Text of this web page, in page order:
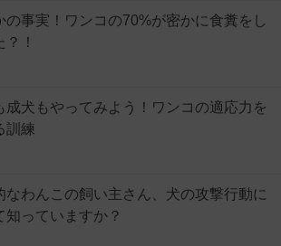
の事実！ワンコの70%が密かに食糞をし
？！
成犬もやってみよう！ワンコの適応力を
訓練
なわんこの飼い主さん、犬の攻撃行動に
知っていますか？